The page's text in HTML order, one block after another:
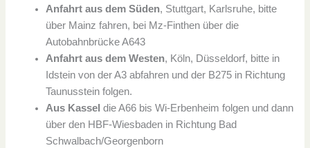
Anfahrt aus dem Süden, Stuttgart, Karlsruhe, bitte
über Mainz fahren, bei Mz-Finthen über die
Autobahnbrücke A643
Anfahrt aus dem Westen, Köln, Düsseldorf, bitte in
Idstein von der A3 abfahren und der B275 in Richtung
Taunusstein folgen.
Aus Kassel die A66 bis Wi-Erbenheim folgen und dann
über den HBF-Wiesbaden in Richtung Bad
Schwalbach/Georgenborn